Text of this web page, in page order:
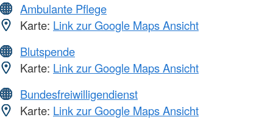
Ambulante Pflege
Karte: Link zur Google Maps Ansicht
Blutspende
Karte: Link zur Google Maps Ansicht
Bundesfreiwilligendienst
Karte: Link zur Google Maps Ansicht